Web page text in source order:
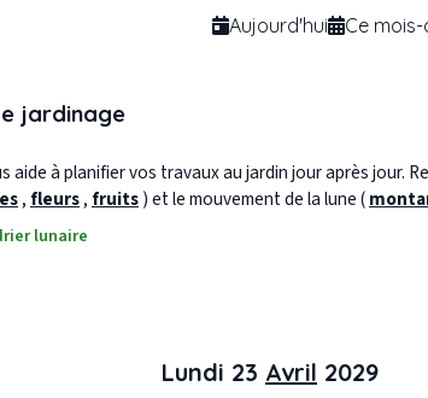
Aujourd'hui Ce mois-
jardinage
aide à planifier vos travaux au jardin jour après jour.
, fleurs, fruits) et le mouvement de la lune (
lunaire
Lundi 23 Avril 2029